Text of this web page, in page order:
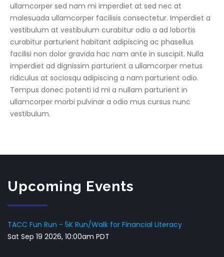
ullamcorper sed nam mi imperdiet at sed nec at
malesuada ullamcorper facilisis consectetur. Imperdiet a
vestibulum at vestibulum curabitur odio a ad lobortis
curabitur parturient habitant adipiscing ac phasellus
facilisi non dolor gravida hac nam ante in suscipit. Nulla
imperdiet ad dignissim parturient a ullamcorper metus
ridiculus at sociosqu adipiscing a nam parturient odio.
Tempus donec potenti id mi a nullam parturient in
ullamcorper morbi pulvinar a odio mus cursus nunc
vestibulum.
Upcoming Events
TACC Fun Run - 5K Run/Walk for Financial Literacy
Sat Sep 19 2026, 10:00am PDT